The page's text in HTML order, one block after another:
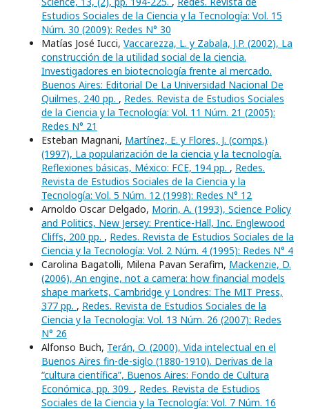
Estudios Sociales de la Ciencia y la Tecnología: Vol. 15
Núm. 30 (2009): Redes N° 30
Matías José Iucci, Vaccarezza, L. y Zabala, J.P. (2002), La
construcción de la utilidad social de la ciencia.
Investigadores en biotecnología frente al mercado.
Buenos Aires: Editorial De La Universidad Nacional De
Quilmes, 240 pp. , Redes. Revista de Estudios Sociales
de la Ciencia y la Tecnología: Vol. 11 Núm. 21 (2005):
Redes N° 21
Esteban Magnani, Martínez, E. y Flores, J. (comps.)
(1997), La popularización de la ciencia y la tecnología.
Reflexiones básicas, México: FCE, 194 pp. , Redes.
Revista de Estudios Sociales de la Ciencia y la
Tecnología: Vol. 5 Núm. 12 (1998): Redes N° 12
Arnoldo Oscar Delgado, Morin, A. (1993), Science Policy
and Politics, New Jersey: Prentice-Hall, Inc. Englewood
Cliffs, 200 pp. , Redes. Revista de Estudios Sociales de la
Ciencia y la Tecnología: Vol. 2 Núm. 4 (1995): Redes N° 4
Carolina Bagatolli, Milena Pavan Serafim, Mackenzie, D.
(2006), An engine, not a camera: how financial models
shape markets, Cambridge y Londres: The MIT Press,
377 pp. , Redes. Revista de Estudios Sociales de la
Ciencia y la Tecnología: Vol. 13 Núm. 26 (2007): Redes
N° 26
Alfonso Buch, Terán, O. (2000), Vida intelectual en el
Buenos Aires fin-de-siglo (1880-1910). Derivas de la
“cultura científica”, Buenos Aires: Fondo de Cultura
Económica, pp. 309. , Redes. Revista de Estudios
Sociales de la Ciencia y la Tecnología: Vol. 7 Núm. 16